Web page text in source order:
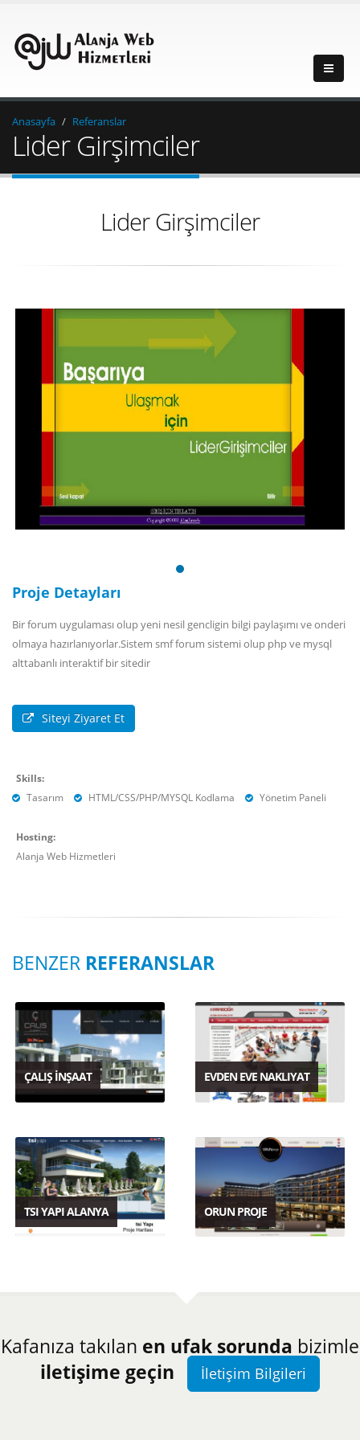
Anasayfa Referanslar
Lider Girşimciler
Lider Girşimciler
Proje Detayları
Bir forum uygulaması olup yeni nesil gencligin bilgi paylaşımı ve onderi
olmaya hazırlanıyorlar.Sistem smf forum sistemi olup php ve mysql
alttabanlı interaktif bir sitedir
Siteyi Ziyaret Et
Skills:
Tasarım
HTML/CSS/PHP/MYSQL Kodlama Yönetim Paneli
Hosting:
Alanja Web Hizmetleri
BENZER REFERANSLAR
ÇALIŞ İNŞAAT EVDEN EVE NAKLIYAT
TSI YAPI ALANYA ORUN PROJE
Kafanıza takılan en ufak sorunda bizimle
iletişime geçin
İletişim Bilgileri